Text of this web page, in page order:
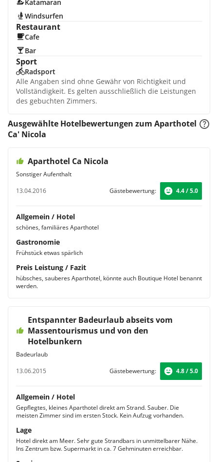
Katamaran
Windsurfen
Restaurant
Cafe
Bar
Sport
Radsport
Alle Angaben sind ohne Gewähr von Richtigkeit und
Vollständigkeit. Es gelten ausschließlich die Leistungen
des gebuchten Zimmers.
Ausgewählte Hotelbewertungen zum Aparthotel
Ca' Nicola
Aparthotel Ca Nicola
Sonstiger Aufenthalt
13.04.2016
Gästebewertung: 4.4 / 5.0
Allgemein / Hotel
schönes, familiäres Aparthotel
Gastronomie
Frühstück etwas spärlich
Preis Leistung / Fazit
hübsches, sauberes Aparthotel, könnte auch Boutique Hotel benannt
werden.
Entspannter Badeurlaub abseits vom
Massentourismus und von den
Hotelbunkern
Badeurlaub
13.06.2015
Gästebewertung: 4.8 / 5.0
Allgemein / Hotel
Gepflegtes, kleines Aparthotel direkt am Strand. Sauber. Die
meisten Zimmer sind im ersten Stock. Kein Aufzug vorhanden.
Lage
Hotel direkt am Meer. Sehr gute Strandbars in unmittelbarer Nähe.
Ins Zentrum bzw. Supermarkt in ca. 7 Gehminuten erreichbar.